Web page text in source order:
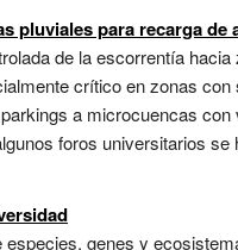
pluviales para recarga de
de la escorrentía
crítico en zonas
a microcuencas
foros universitarios
especies, genes y